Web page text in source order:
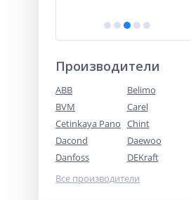
Производители
ABB
Belimo
BVM
Carel
Cetinkaya Pano Chint
Dacond
Daewoo
Danfoss
DEKraft
Все производители